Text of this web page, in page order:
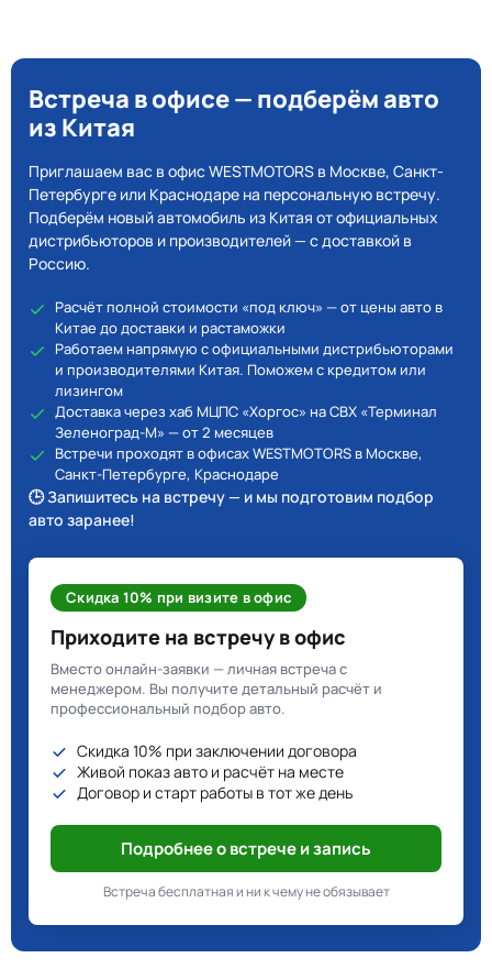
Встреча в офисе — подберём авто
из Китая
Приглашаем вас в офис WESTMOTORS в Москве, Санкт-
Петербурге или Краснодаре на персональную встречу.
Подберём новый автомобиль из Китая от официальных
дистрибьюторов и производителей — с доставкой в
Россию.
Расчёт полной стоимости «под ключ» — от цены авто в
Китае до доставки и растаможки
Работаем напрямую с официальными дистрибьюторами
и производителями Китая. Поможем с кредитом или
лизингом
Доставка через хаб МЦПС «Хоргос» на СВХ «Терминал
Зеленоград-М» — от 2 месяцев
Встречи проходят в офисах WESTMOTORS в Москве,
Санкт-Петербурге, Краснодаре
🕒 Запишитесь на встречу — и мы подготовим подбор
авто заранее!
Скидка 10% при визите в офис
Приходите на встречу в офис
Вместо онлайн-заявки — личная встреча с
менеджером. Вы получите детальный расчёт и
профессиональный подбор авто.
Скидка 10% при заключении договора
Живой показ авто и расчёт на месте
Договор и старт работы в тот же день
Подробнее о встрече и запись
Встреча бесплатная и ни к чему не обязывает